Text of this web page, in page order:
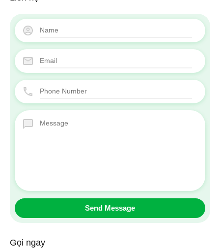
Gọi ngay